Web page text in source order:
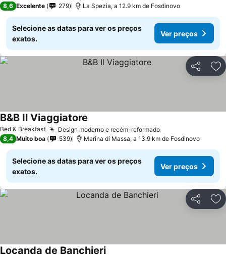
8,6 Excelente 279 La Spezia, a 12.9 km de Fosdinovo
Selecione as datas para ver os preços
exatos.
Ver preços
Partilhar
Bed & Breakfast Design moderno e recém-reformado
B&B Il Viaggiatore
8,4 Muito boa 539 Marina di Massa, a 13.9 km de Fosdinovo
Selecione as datas para ver os preços
exatos.
Ver preços
Partilhar
Locanda de Banchieri